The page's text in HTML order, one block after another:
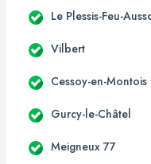
Le Plessis-Feu-
Vilbert
Cessoy-en-Montois
Gurcy-le-Châtel
Meigneux 77